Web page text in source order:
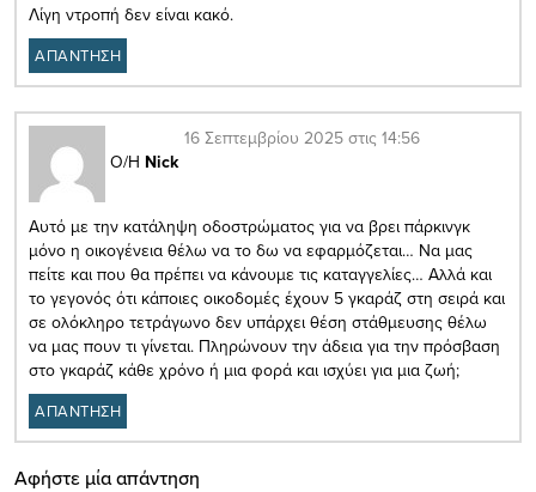
Λίγη ντροπή δεν είναι κακό.
ΑΠΑΝΤΗΣΗ
Ο/Η Nick
16 Σεπτεμβρίου 2025 στις 14:56
Αυτό με την κατάληψη οδοστρώματος για να βρει πάρκινγκ
μόνο η οικογένεια θέλω να το δω να εφαρμόζεται… Να μας
πείτε και που θα πρέπει να κάνουμε τις καταγγελίες… Αλλά και
το γεγονός ότι κάποιες οικοδομές έχουν 5 γκαράζ στη σειρά και
σε ολόκληρο τετράγωνο δεν υπάρχει θέση στάθμευσης θέλω
να μας πουν τι γίνεται. Πληρώνουν την άδεια για την πρόσβαση
στο γκαράζ κάθε χρόνο ή μια φορά και ισχύει για μια ζωή;
ΑΠΑΝΤΗΣΗ
Αφήστε μία απάντηση